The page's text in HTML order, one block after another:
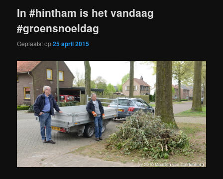
In #hintham is het vandaag
#groensnoeidag
Geplaatst op25 april 2015